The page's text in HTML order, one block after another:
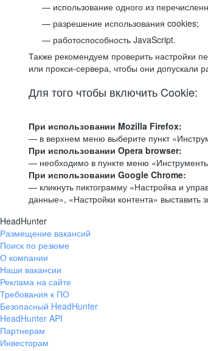
использование одного из
разрешение использования cookies;
работоспособность JavaScript.
Также рекомендуем проверить настройки
или прокси-сервера, чтобы они допускали
Для того чтобы включить Cookie:
При использовании Mozilla Firefox:
— в верхнем меню выберите пункт
При использовании Opera browser:
— необходимо в пункте меню
При использовании Google Chrome:
— кликнуть пиктограмму «Настройка и
данные», «Настройки контента»
HeadHunter
Размещение вакансий
Поиск по резюме
О компании
Наши вакансии
Реклама на сайте
Требования к ПО
Безопасный HeadHunter
HeadHunter API
Партнерам
Инвесторам